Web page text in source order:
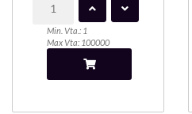
Min. Vta.: 1
Max Vta: 100000